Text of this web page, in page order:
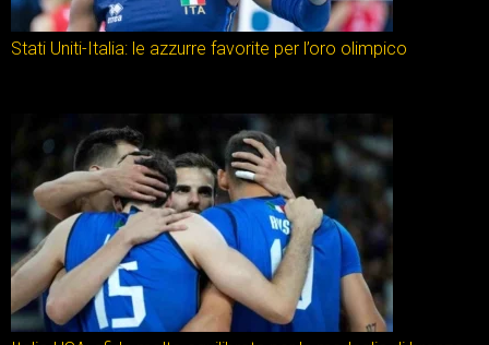
Stati Uniti-Italia: le azzurre favorite per l’oro olimpico